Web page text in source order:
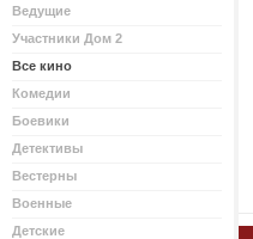
Ведущие
Участники Дом 2
Все кино
Комедии
Боевики
Детективы
Вестерны
Военные
Детские